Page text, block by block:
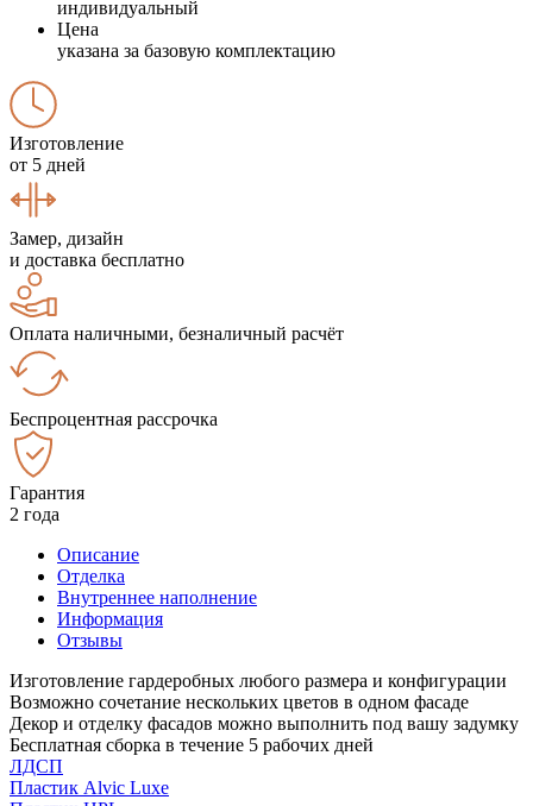
индивидуальный
Цена
указана за базовую комплектацию
Изготовление
от 5 дней
Замер, дизайн
и доставка бесплатно
Оплата наличными, безналичный расчёт
Беспроцентная рассрочка
Гарантия
2 года
Описание
Отделка
Внутреннее наполнение
Информация
Отзывы
Изготовление гардеробных любого размера и конфигурации
Возможно сочетание нескольких цветов в одном фасаде
Декор и отделку фасадов можно выполнить под вашу задумку
Бесплатная сборка в течение 5 рабочих дней
ЛДСП
Пластик Alvic Luxe